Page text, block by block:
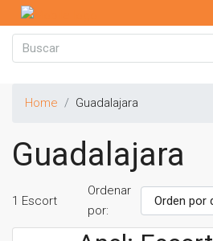
Home Guadalajara
Guadalajara
1 Escort
Ordenar
por: